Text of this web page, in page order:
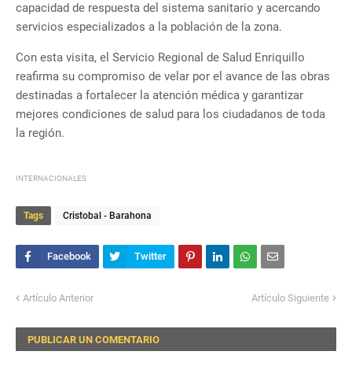
capacidad de respuesta del sistema sanitario y acercando
servicios especializados a la población de la zona.
Con esta visita, el Servicio Regional de Salud Enriquillo
reafirma su compromiso de velar por el avance de las obras
destinadas a fortalecer la atención médica y garantizar
mejores condiciones de salud para los ciudadanos de toda
la región.
INTERNACIONALES
Tags Cristobal - Barahona
Artículo Anterior Artículo Siguiente
PUBLICAR UN COMENTARIO